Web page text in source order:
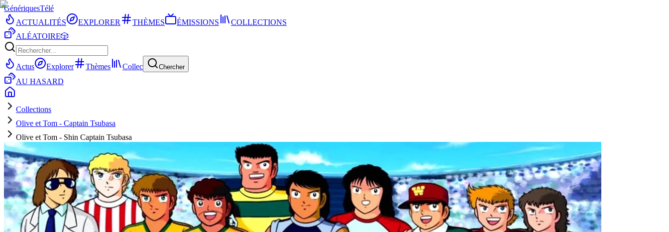
GénériquesTélé
ACTUALITÉS
EXPLORER THÈMES ÉMISSIONS
COLLECTIONS
ALÉATOIRE🎲
Actus Explorer Thèmes Collec Chercher
AU HASARD
Collections
Olive et Tom - Captain Tsubasa
Olive et Tom - Shin Captain Tsubasa